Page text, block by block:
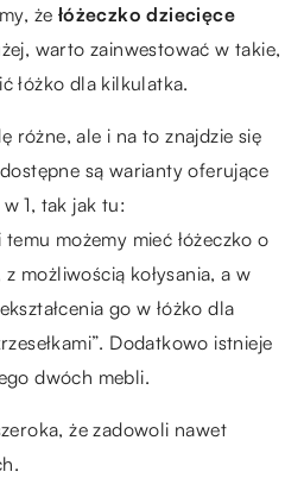
że łóżeczko dziecięce
warto zainwestować w takie,
łóżko dla kilkulatka.
różne, ale i na to znajdzie się
są warianty oferujące
1, tak jak tu:
temu możemy mieć łóżeczko o
możliwością kołysania, a w
go w łóżko dla
Dodatkowo istnieje
dwóch mebli.
że zadowoli nawet